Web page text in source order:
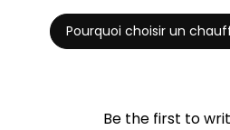
Pourquoi choisir un
Be the first to